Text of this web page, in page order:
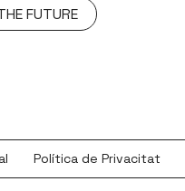
FUTURE
Política de Privacitat